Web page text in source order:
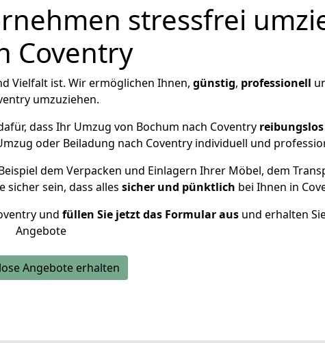
stressfrei
Coventry
Vielfalt ist. Wir ermöglichen Ihnen, günstig, professionell
umzuziehen.
dass Ihr Umzug von Bochum nach Coventry
oder Beiladung nach Coventry individuell und
dem Verpacken und Einlagern Ihrer Möbel, dem
sicher sein, dass alles sicher und pünktlich bei Ihnen in
und füllen Sie jetzt das Formular aus und erhalten
Angebote
Angebote erhalten